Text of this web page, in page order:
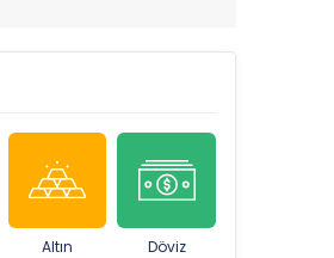
Altın Döviz